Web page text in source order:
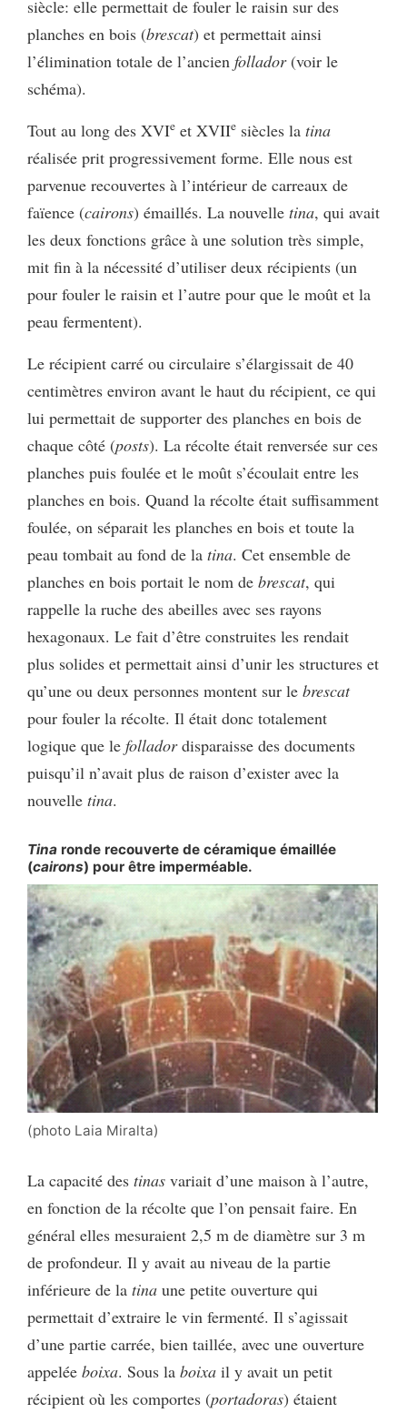
siècle: elle permettait de fouler le raisin sur des
planches en bois (brescat) et permettait ainsi
l’élimination totale de l’ancien follador(voir le
schéma).
Tout au long des XVIe et XVIIe siècles la tina
réalisée prit progressivement forme. Elle nous est
parvenue recouvertes à l’intérieur de carreaux de
faïence (cairons) émaillés. La nouvelle tina, qui avait
les deux fonctions grâce à une solution très simple,
mit fin à la nécessité d’utiliser deux récipients (un
pour fouler le raisin et l’autre pour que le moût et la
peau fermentent).
Le récipient carré ou circulaire s’élargissait de 40
centimètres environ avant le haut du récipient, ce qui
lui permettait de supporter des planches en bois de
chaque côté (posts). La récolte était renversée sur ces
planches puis foulée et le moût s’écoulait entre les
planches en bois. Quand la récolte était suffisamment
foulée, on séparait les planches en bois et toute la
peau tombait au fond de la tina. Cet ensemble de
planches en bois portait le nom de brescat, qui
rappelle la ruche des abeilles avec ses rayons
hexagonaux. Le fait d’être construites les rendait
plus solides et permettait ainsi d’unir les structures et
qu’une ou deux personnes montent sur le brescat
pour fouler la récolte. Il était donc totalement
logique que le folladordisparaisse des documents
puisqu’il n’avait plus de raison d’exister avec la
nouvelle tina.
Tina ronde recouverte de céramique émaillée
(cairons) pour être imperméable.
(photo Laia Miralta)
La capacité des tinas variait d’une maison à l’autre,
en fonction de la récolte que l’on pensait faire. En
général elles mesuraient 2,5 m de diamètre sur 3 m
de profondeur. Il y avait au niveau de la partie
inférieure de la tina une petite ouverture qui
permettait d’extraire le vin fermenté. Il s’agissait
d’une partie carrée, bien taillée, avec une ouverture
appelée boixa. Sous la boixa il y avait un petit
récipient où les comportes (portadoras) étaient